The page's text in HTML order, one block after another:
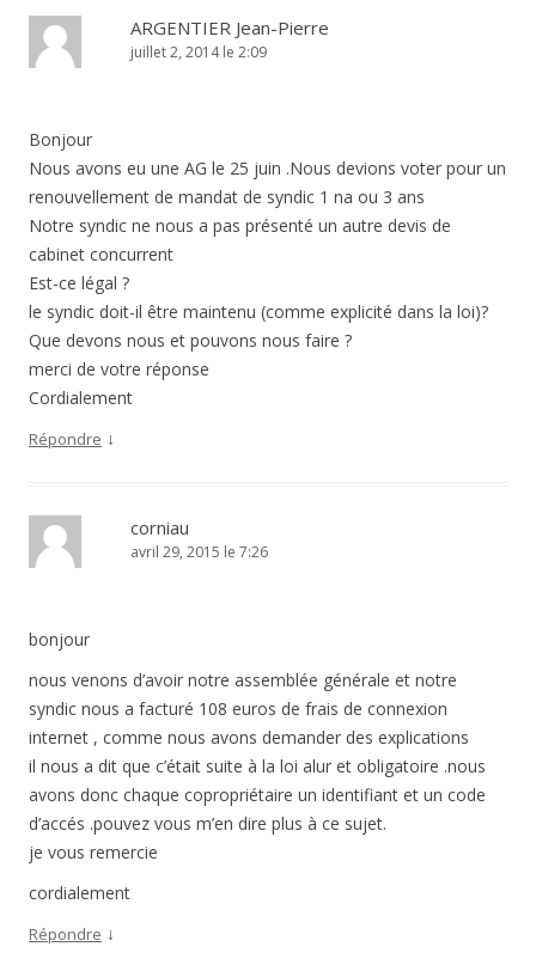
ARGENTIER Jean-Pierre
juillet 2, 2014 le 2:09
Bonjour
Nous avons eu une AG le 25 juin .Nous devions voter pour un
renouvellement de mandat de syndic 1 na ou 3 ans
Notre syndic ne nous a pas présenté un autre devis de
cabinet concurrent
Est-ce légal ?
le syndic doit-il être maintenu (comme explicité dans la loi)?
Que devons nous et pouvons nous faire ?
merci de votre réponse
Cordialement
Répondre ↓
corniau
avril 29, 2015 le 7:26
bonjour
nous venons d’avoir notre assemblée générale et notre
syndic nous a facturé 108 euros de frais de connexion
internet , comme nous avons demander des explications
il nous a dit que c’était suite à la loi alur et obligatoire .nous
avons donc chaque copropriétaire un identifiant et un code
d’accés .pouvez vous m’en dire plus à ce sujet.
je vous remercie
cordialement
Répondre ↓